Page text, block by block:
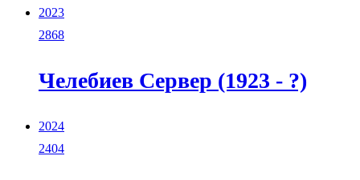
2023
2868
Челебиев Сервер (1923 - ?)
2024
2404